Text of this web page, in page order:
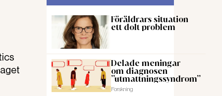
Föräldrars situation
ett dolt problem
Delade meningar
om diagnosen
”utmattningssyndrom”
Forskning